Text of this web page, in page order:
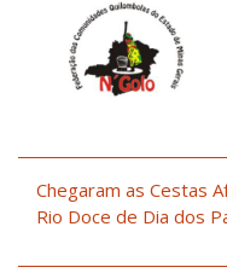
Chegaram as Cestas
Rio Doce de Dia dos